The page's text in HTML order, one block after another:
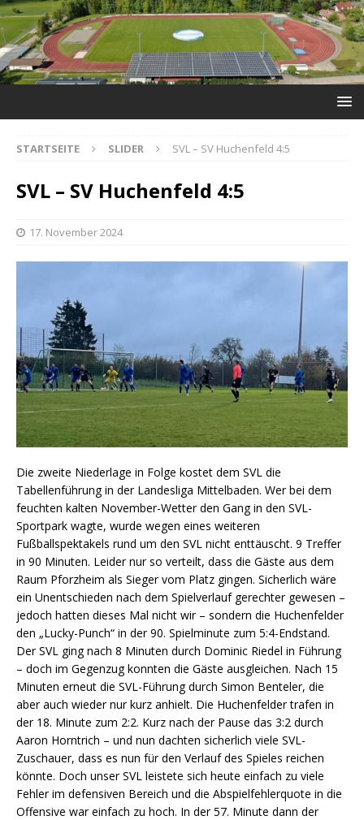
STARTSEITE SLIDER SVL – SV Huchenfeld 4:5
SVL – SV Huchenfeld 4:5
17. November 2024
Die zweite Niederlage in Folge kostet dem SVL die
Tabellenführung in der Landesliga Mittelbaden. Wer bei dem
feuchten kalten November-Wetter den Gang in den SVL-
Sportpark wagte, wurde wegen eines weiteren
Fußballspektakels rund um den SVL nicht enttäuscht. 9 Treffer
in 90 Minuten. Leider nur so verteilt, dass die Gäste aus dem
Raum Pforzheim als Sieger vom Platz gingen. Sicherlich wäre
ein Unentschieden nach dem Spielverlauf gerechter gewesen –
jedoch hatten dieses Mal nicht wir – sondern die Huchenfelder
den „Lucky-Punch“ in der 90. Spielminute zum 5:4-Endstand.
Der SVL ging nach 8 Minuten durch Dominic Riedel in Führung
– doch im Gegenzug konnten die Gäste ausgleichen. Nach 15
Minuten erneut die SVL-Führung durch Simon Benteler, die
aber auch wieder nur kurz anhielt. Die Huchenfelder trafen in
der 18. Minute zum 2:2. Kurz nach der Pause das 3:2 durch
Aaron Horntrich – und nun dachten sicherlich viele SVL-
Zuschauer, dass es nun für den Verlauf des Spieles reichen
könnte. Doch unser SVL leistete sich heute einfach zu viele
Fehler im defensiven Bereich und die Abspielfehlerquote in die
Offensive war einfach zu hoch. In der 57. Minute dann der